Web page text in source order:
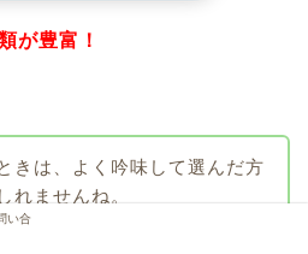
が豊富！
きは、よく吟味して選んだ方
れませんね。
い合